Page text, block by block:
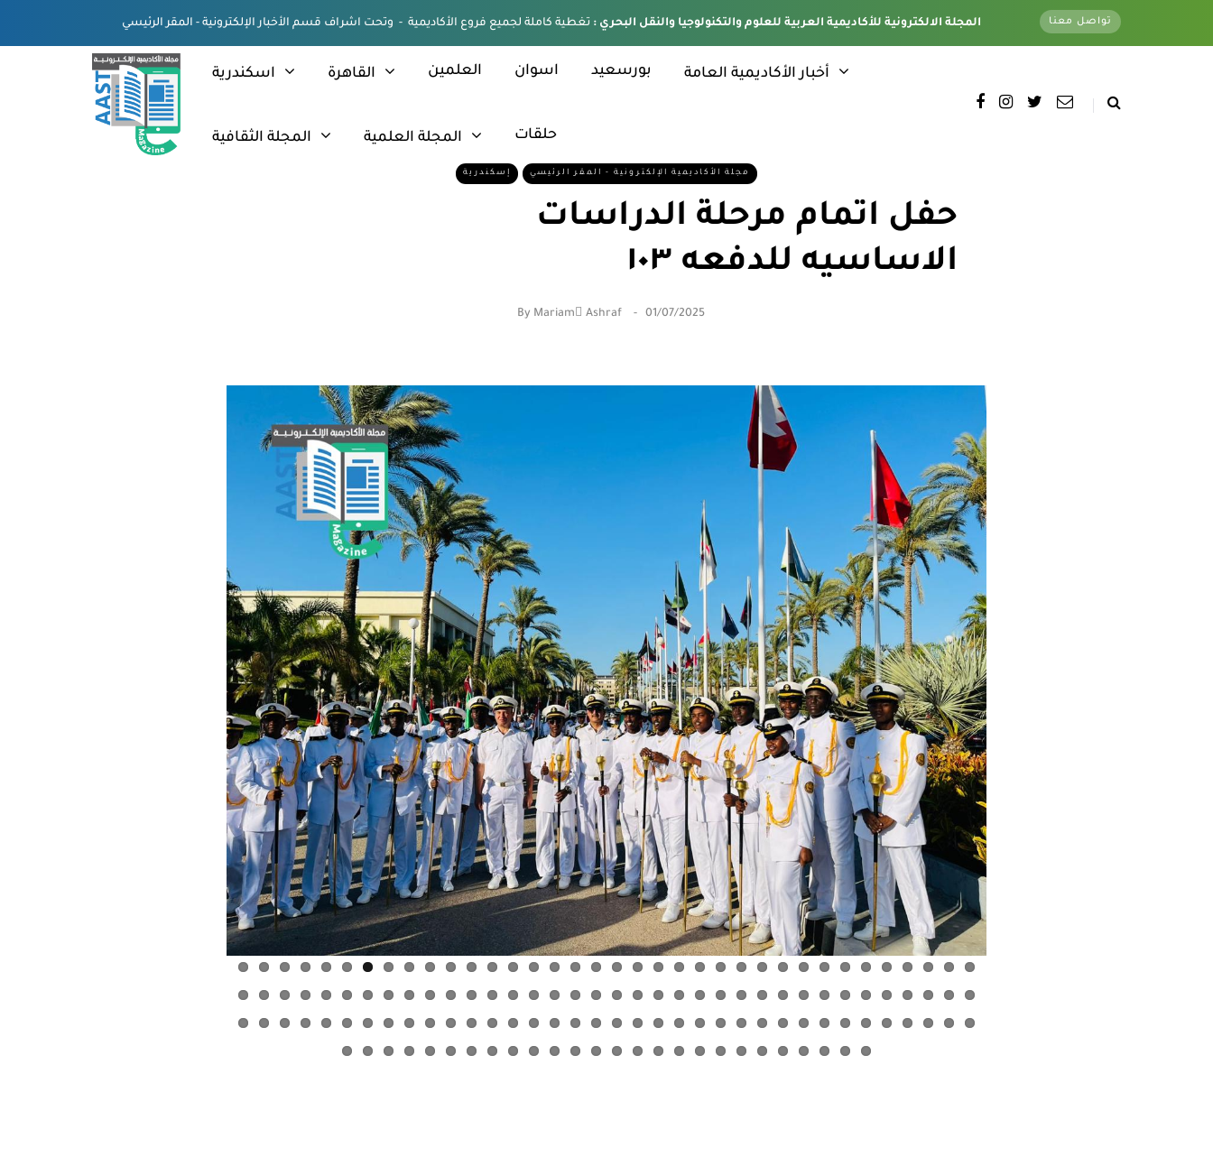
المجلة الالكترونية للأكاديمية العربية للعلوم والتكنولوجيا والنقل البحري : تواصل معنا
اسكندرية القاهرة العلمين اسوان بورسعيد أخبار الأكاديمية العامة
المجلة الثقافية المجلة العلمية حلقات
إسكندرية مجلة الأكاديمية الإلكترونية - المقر الرئيسي
حفل اتمام مرحلة الدراسات
الاساسيه للدفعه ١٠٣
By Mariam ِAshraf 01/07/2025